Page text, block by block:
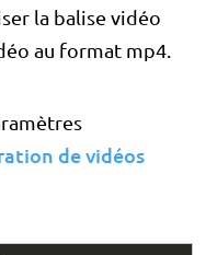
la balise vidéo
au format mp4.
de vidéos